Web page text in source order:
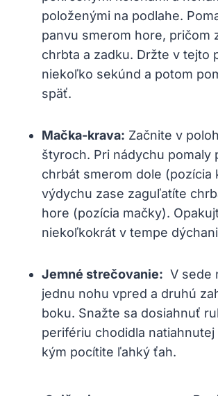
položenými na ⁣podlahe.
‌panvu smerom hore, pričom
chrbta a zadku. Držte ⁢v tejto
niekoľko sekúnd ⁢a potom
späť.
Mačka-krava: Začnite v⁤
štyroch. Pri nádychu pomaly
‍chrbát smerom dole (pozícia
výdychu zase ⁤zaguľatíte
hore (pozícia mačky).
niekoľkokrát v tempe‍
Jemné ⁤strečovanie:
V sede
jednu nohu vpred a⁣ druhú
boku. Snažte sa ​dosiahnuť‌
perifériu chodidla natiahnutej
kým pocítite ľahký ťah.